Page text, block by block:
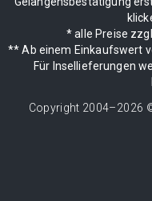
* alle Preise
** Ab einem Einkaufswert
Für Insellieferungen
Copyright 2004–2026